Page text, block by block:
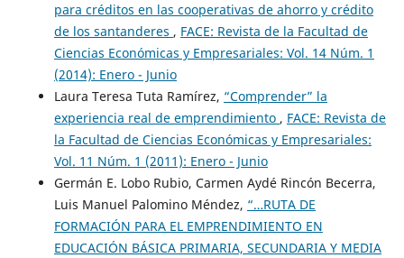
para créditos en las cooperativas de ahorro y crédito
de los santanderes , FACE: Revista de la Facultad de
Ciencias Económicas y Empresariales: Vol. 14 Núm. 1
(2014): Enero - Junio
Laura Teresa Tuta Ramírez, “Comprender” la
experiencia real de emprendimiento , FACE: Revista de
la Facultad de Ciencias Económicas y Empresariales:
Vol. 11 Núm. 1 (2011): Enero - Junio
Germán E. Lobo Rubio, Carmen Aydé Rincón Becerra,
Luis Manuel Palomino Méndez, “…RUTA DE
FORMACIÓN PARA EL EMPRENDIMIENTO EN
EDUCACIÓN BÁSICA PRIMARIA, SECUNDARIA Y MEDIA